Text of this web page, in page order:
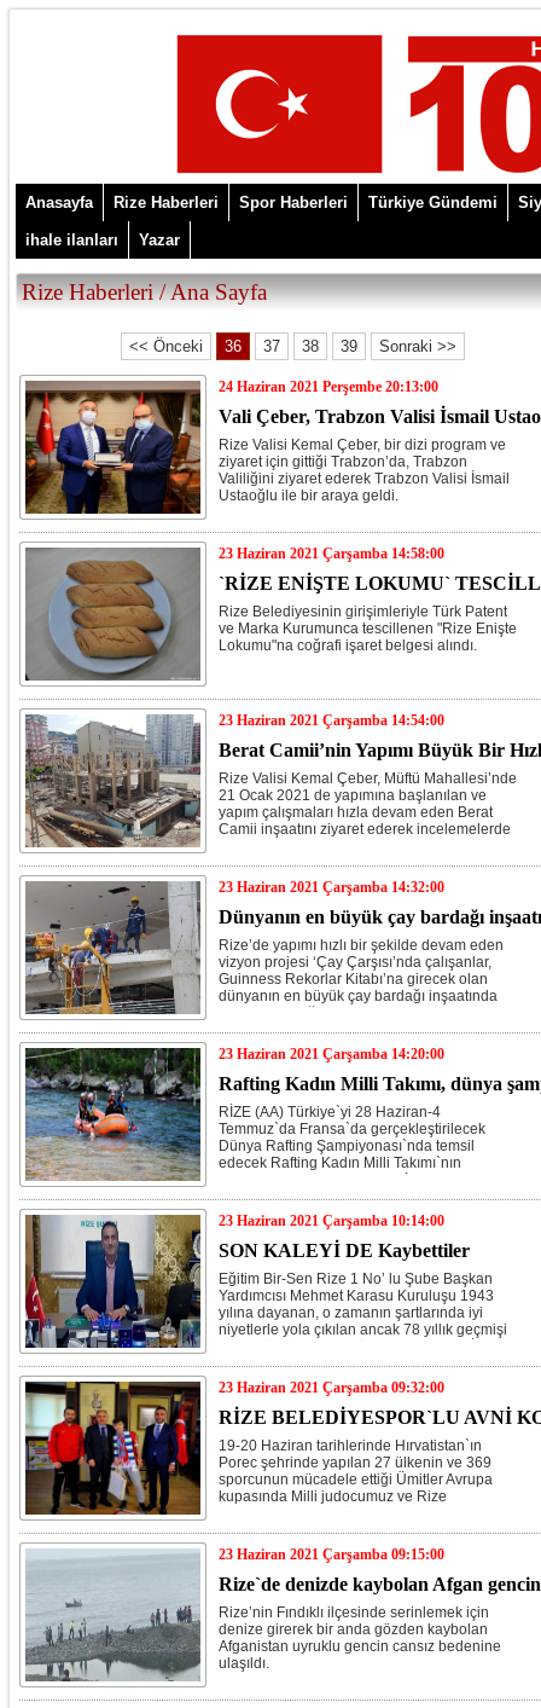
Anasayfa Rize Haberleri Spor Haberleri Türkiye Gündemi
ihale ilanları Yazar
Rize Haberleri /Ana Sayfa
<< Önceki 36 37 38 39 Sonraki >>
24 Haziran 2021 Perşembe 20:13:00
Vali Çeber, Trabzon Valisi İsmail
Rize Valisi Kemal Çeber, bir dizi program ve
ziyaret için gittiği Trabzon’da, Trabzon
Valiliğini ziyaret ederek Trabzon Valisi İsmail
Ustaoğlu ile bir araya geldi.
23 Haziran 2021 Çarşamba 14:58:00
`RİZE ENİŞTE LOKUMU`
Rize Belediyesinin girişimleriyle Türk Patent
ve Marka Kurumunca tescillenen "Rize Enişte
Lokumu"na coğrafi işaret belgesi alındı.
23 Haziran 2021 Çarşamba 14:54:00
Berat Camii’nin Yapımı Büyük Bir
Rize Valisi Kemal Çeber, Müftü Mahallesi’nde
21 Ocak 2021 de yapımına başlanılan ve
yapım çalışmaları hızla devam eden Berat
Camii inşaatını ziyaret ederek incelemelerde
23 Haziran 2021 Çarşamba 14:32:00
Dünyanın en büyük çay bardağı
Rize’de yapımı hızlı bir şekilde devam eden
vizyon projesi ‘Çay Çarşısı’nda çalışanlar,
Guinness Rekorlar Kitabı’na girecek olan
dünyanın en büyük çay bardağı inşaatında
söylüyor.
23 Haziran 2021 Çarşamba 14:20:00
Rafting Kadın Milli Takımı, dünya
RİZE (AA) Türkiye`yi 28 Haziran-4
Temmuz`da Fransa`da gerçekleştirilecek
Dünya Rafting Şampiyonası`nda temsil
edecek Rafting Kadın Milli Takımı`nın
ilçesindeki Fırtına Deresi`nde sürdürüyor.
23 Haziran 2021 Çarşamba 10:14:00
SON KALEYİ DE Kaybettiler
Eğitim Bir-Sen Rize 1 No’ lu Şube Başkan
Yardımcısı Mehmet Karasu Kuruluşu 1943
yılına dayanan, o zamanın şartlarında iyi
niyetlerle yola çıkılan ancak 78 yıllık geçmişi
Öğretmenleri Sağlık ve Sosyal Yardım Sandığı
(İLKSAN)’nın 19 Haziran 2021 Cumartesi
günü Türkiye genelinde ilçe temsilciliği
seçimleri gerçekleştirildiğini söyledi.
23 Haziran 2021 Çarşamba 09:32:00
RİZE BELEDİYESPOR`LU AVNİ
19-20 Haziran tarihlerinde Hırvatistan`ın
Porec şehrinde yapılan 27 ülkenin ve 369
sporcunun mücadele ettiği Ümitler Avrupa
kupasında Milli judocumuz ve Rize
3. olarak bronz madalya kazandı.
23 Haziran 2021 Çarşamba 09:15:00
Rize`de denizde kaybolan Afgan gencin
Rize’nin Fındıklı ilçesinde serinlemek için
denize girerek bir anda gözden kaybolan
Afganistan uyruklu gencin cansız bedenine
ulaşıldı.